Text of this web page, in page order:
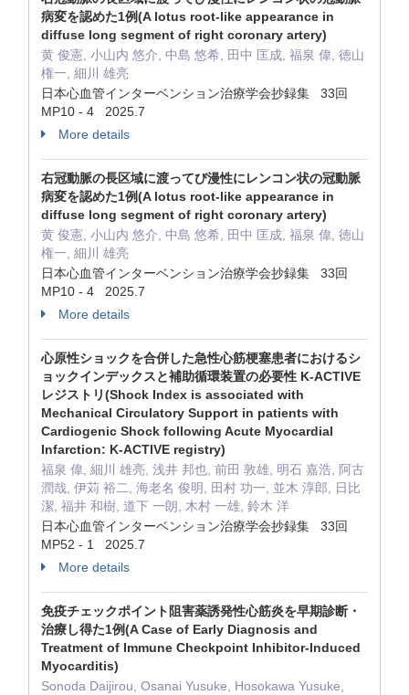
病変を認めた1例(A lotus root-like appearance in
diffuse long segment of right coronary artery)
黄 俊憲, 小山内 悠介, 中島 悠希, 田中 匡成, 福泉 偉, 徳山
権一, 細川 雄亮
日本心血管インターベンション治療学会抄録集 33回
MP10 - 4 2025.7
More details
右冠動脈の長区域に渡ってび漫性にレンコン状の冠動脈
病変を認めた1例(A lotus root-like appearance in
diffuse long segment of right coronary artery)
黄 俊憲, 小山内 悠介, 中島 悠希, 田中 匡成, 福泉 偉, 徳山
権一, 細川 雄亮
日本心血管インターベンション治療学会抄録集 33回
MP10 - 4 2025.7
More details
心原性ショックを合併した急性心筋梗塞患者におけるシ
ョックインデックスと補助循環装置の必要性 K-ACTIVE
レジストリ(Shock Index is associated with
Mechanical Circulatory Support in patients with
Cardiogenic Shock following Acute Myocardial
Infarction: K-ACTIVE registry)
福泉 偉, 細川 雄亮, 浅井 邦也, 前田 敦雄, 明石 嘉浩, 阿古
潤哉, 伊苅 裕二, 海老名 俊明, 田村 功一, 並木 淳郎, 日比
潔, 福井 和樹, 道下 一朗, 木村 一雄, 鈴木 洋
日本心血管インターベンション治療学会抄録集 33回
MP52 - 1 2025.7
More details
免疫チェックポイント阻害薬誘発性心筋炎を早期診断・
治療し得た1例(A Case of Early Diagnosis and
Treatment of Immune Checkpoint Inhibitor-Induced
Myocarditis)
Sonoda Daijirou, Osanai Yusuke, Hosokawa Yusuke,